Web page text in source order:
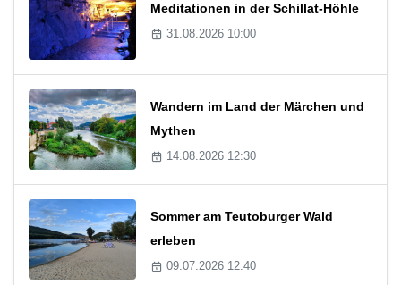
Meditationen in der Schillat-Höhle
31.08.2026 10:00
Wandern im Land der Märchen und
Mythen
14.08.2026 12:30
Sommer am Teutoburger Wald
erleben
09.07.2026 12:40